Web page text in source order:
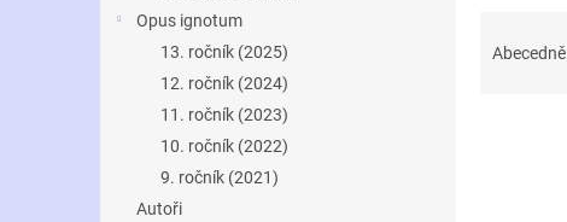
Opus ignotum
13. ročník (2025)
12. ročník (2024)
11. ročník (2023)
10. ročník (2022)
9. ročník (2021)
Autoři
Abecedně